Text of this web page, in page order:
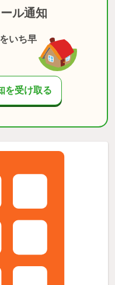
ル通知
いち早
を受け取る